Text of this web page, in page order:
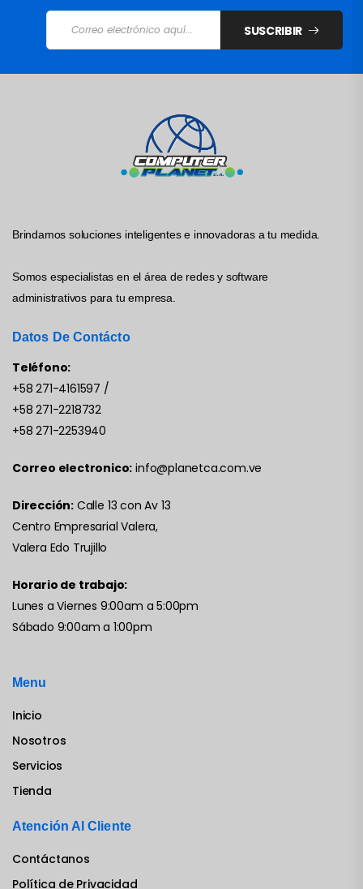
SUSCRIBIR
Brindamos soluciones inteligentes e innovadoras a tu medida.
Somos especialistas en el área de redes y software
administrativos para tu empresa.
Datos De Contácto
Teléfono:
+58 271-4161597 /
+58 271-2218732
+58 271-2253940
Correo electronico: info@planetca.com.ve
Dirección: Calle 13 con Av 13
Centro Empresarial Valera,
Valera Edo Trujillo
Horario de trabajo:
Lunes a Viernes 9:00am a 5:00pm
Sábado 9:00am a 1:00pm
Menu
Inicio
Nosotros
Servicios
Tienda
Atención Al Cliente
Contáctanos
Política de Privacidad